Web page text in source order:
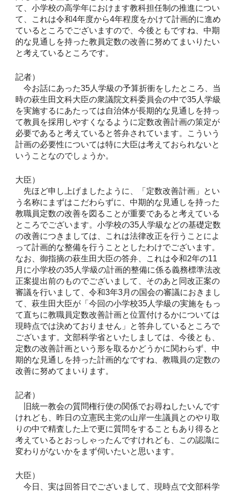
て、小学校の高学年におけます教科担任制の推進につい
て、これは令和4年度から4年程度をかけて計画的に進め
ているところでございますので、今後ともですね、中期
的な見通しを持った教員定数の改善に努めてまいりたい
と考えているところです。
記者）
今お話にあった35人学級の予算折衝をしたところ、当
時の萩生田文科大臣の衆議院文科委員会の中で35人学級
を実施するにあたっては自治体が長期的な見通しを持っ
て教員を採用しやすくなるように定数改善計画の策定が
必要であると考えていると答弁されています。こういう
計画の必要性については特に大臣は考えておられないと
いうことなのでしょうか。
大臣）
先ほど申し上げましたように、「定数改善計画」とい
う名称にまずはこだわらずに、中期的な見通しを持った
教職員定数の改善を図ることが重要であると考えている
ところでございます。小学校の35人学級などの基礎定数
の改善につきましては、これは法律改正を行うことによ
って計画的な整備を行うこととしたわけでございます。
なお、御指摘の萩生田大臣の答弁、これは令和2年の11
月に小学校の35人学級の計画的整備に係る義務標準法改
正案提出前のものでございまして、そのあと同改正案の
審議を行いまして、令和3年3月の国会の審議におきまし
て、萩生田大臣が「今回の小学校35人学級の実施をもっ
て直ちに教職員定数改善計画と位置付けるかについては
現時点では決めておりません」と答弁しているところで
ございます。文部科学省といたしましては、今後とも、
定数の改善計画という形を取るかどうかに関わらず、中
期的な見通しを持った計画的なですね、教職員の定数の
改善に努めてまいります。
記者）
旧統一教会の質問権行使の関係でお尋ねしたいんです
けれども、昨日の立憲民主党の山岸一生議員とのやり取
りの中で精査した上で更に質問をすることもあり得ると
考えているとおっしゃったんですけれども、この認識に
変わりがないかをまず伺いたいと思います。
大臣）
今日、実は回答日でございまして、現時点で文部科学